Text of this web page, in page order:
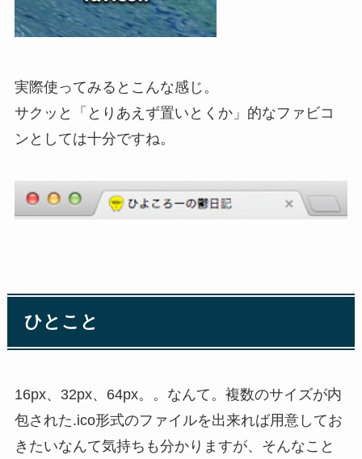
実際使ってみるとこんな感じ。
サクッと「とりあえず置いとくか」的なファビコ
ンとしては十分ですね。
ひとこと
16px、32px、64px。。なんて。複数のサイズが内
包された.ico形式のファイルを出来れば用意してお
きたいなんて気持ちも分かりますが、そんなこと